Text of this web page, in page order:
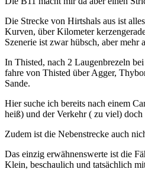
Die Strecke von Hirtshals aus ist
Kurven, über Kilometer
Szenerie ist zwar hübsch, aber mehr
In Thisted, nach 2 Laugenbrezeln
fahre von Thisted über Agger,
Sande.
Hier suche ich bereits nach einem
heiß) und der Verkehr ( zu viel) doch
Zudem ist die Nebenstrecke auch
Das einzig erwähnenswerte ist die
Klein, beschaulich und tatsächlich